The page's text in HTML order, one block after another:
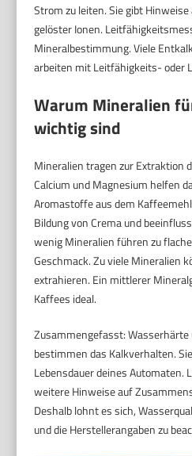
Strom zu leiten. Sie gibt
gelöster Ionen.
Mineralbestimmung. Viele
arbeiten mit Leitfähigkeits- oder
Warum Mineralien
wichtig sind
Mineralien tragen zur Extraktion
Calcium und Magnesium helfen
Aromastoffe aus dem
Bildung von Crema und
wenig Mineralien führen zu
Geschmack. Zu viele Mineralien
extrahieren. Ein mittlerer
Kaffees ideal.
Zusammengefasst:
bestimmen das Kalkverhalten.
Lebensdauer deines Automaten.
weitere Hinweise auf
Deshalb lohnt es sich,
und die Herstellerangaben zu